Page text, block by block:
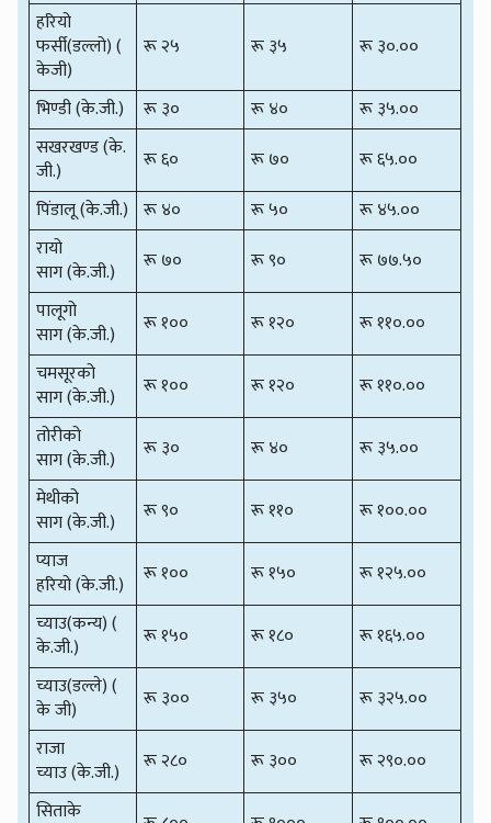
हरियो
फर्सी(डल्लो) (
केजी)
रू २५ रू ३५ रू ३०.००
भिण्डी (के.जी.) रू ३० रू ४०
रू ३५.००
सखरखण्ड (के.
जी.)
रू ६० रू ७०
रू ६५.००
पिंडालू (के.जी.) रू ४० रू ५०
रू ४५.००
रायो
साग (के.जी.)
रू ७० रू ९०
रू ७७.५०
पालूगो
साग (के.जी.)
रू १०० रू १२०
रू ११०.००
चमसूरको
साग (के.जी.)
रू १०० रू १२०
रू ११०.००
तोरीको
साग (के.जी.)
रू ३० रू ४०
रू ३५.००
मेथीको
साग (के.जी.)
रू ९० रू ११०
रू १००.००
प्याज
हरियो (के.जी.)
रू १०० रू १५०
रू १२५.००
च्याउ(कन्य) (
के.जी.)
रू १५० रू १८०
रू १६५.००
च्याउ(डल्ले) (
के जी)
रू ३०० रू ३५०
रू ३२५.००
राजा
च्याउ (के.जी.)
रू २८० रू ३००
रू २९०.००
सिताके